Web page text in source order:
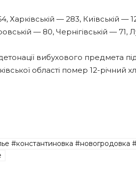
— 283, Київській —
— 80, Чернігівській — 71,
вибухового предмета
області помер 12-річний
#константиновка #новогродовка